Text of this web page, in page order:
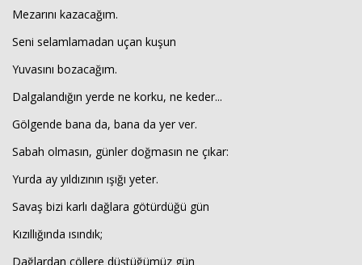
Mezarını kazacağım.
Seni selamlamadan uçan kuşun
Yuvasını bozacağım.
Dalgalandığın yerde ne korku, ne keder...
Gölgende bana da, bana da yer ver.
Sabah olmasın, günler doğmasın ne çıkar:
Yurda ay yıldızının ışığı yeter.
Savaş bizi karlı dağlara götürdüğü gün
Kızıllığında ısındık;
Dağlardan çöllere düştüğümüz gün